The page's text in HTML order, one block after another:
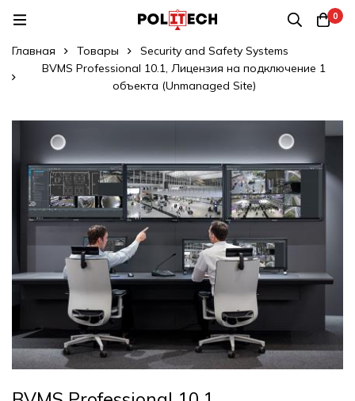
0
Главная Товары
Security and Safety Systems
BVMS Professional 10.1, Лицензия на подключение 1
объекта (Unmanaged Site)